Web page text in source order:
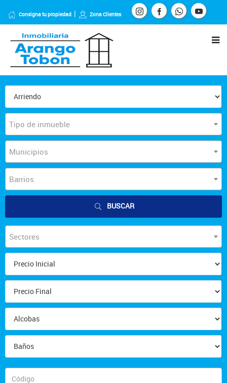
Consigna tu propiedad Zona Clientes
Tipo de inmueble
Municipios
Barrios
BUSCAR
Sectores